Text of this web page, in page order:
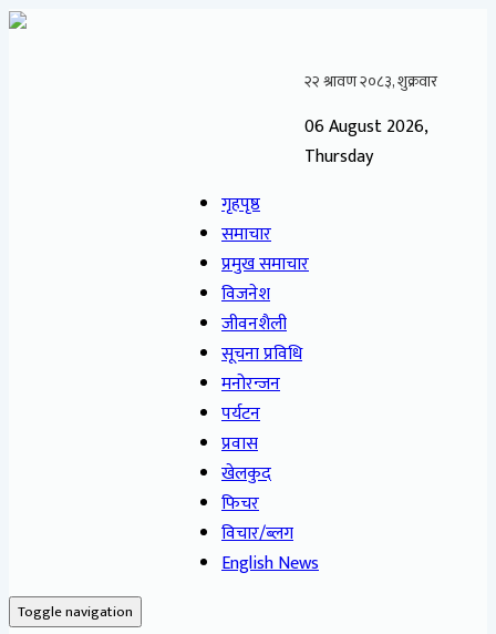
06 August 2026,
Thursday
गृहपृष्ठ
समाचार
प्रमुख समाचार
विजनेश
जीवनशैली
सूचना प्रविधि
मनोरन्जन
पर्यटन
प्रवास
खेलकुद
फिचर
विचार/ब्लग
English News
Toggle navigation